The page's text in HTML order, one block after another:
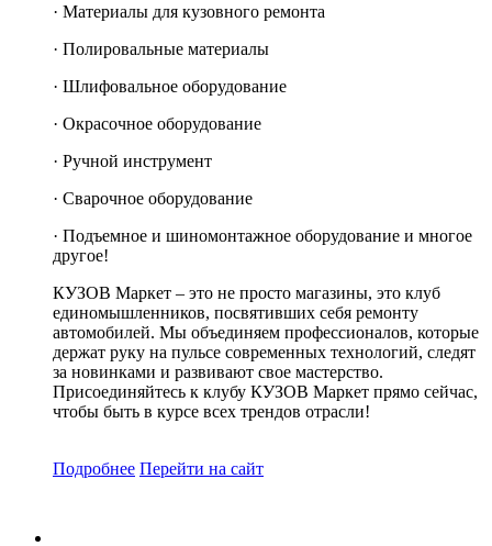
· Материалы для кузовного ремонта
· Полировальные материалы
· Шлифовальное оборудование
· Окрасочное оборудование
· Ручной инструмент
· Сварочное оборудование
· Подъемное и шиномонтажное оборудование и многое
другое!
КУЗОВ Маркет – это не просто магазины, это клуб
единомышленников, посвятивших себя ремонту
автомобилей. Мы объединяем профессионалов, которые
держат руку на пульсе современных технологий, следят
за новинками и развивают свое мастерство.
Присоединяйтесь к клубу КУЗОВ Маркет прямо сейчас,
чтобы быть в курсе всех трендов отрасли!
Подробнее Перейти на сайт